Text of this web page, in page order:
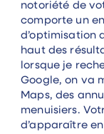
notoriété de
comporte un
d’optimisation
haut des
lorsque je
Google, on va
Maps, des
menuisiers.
d’apparaître